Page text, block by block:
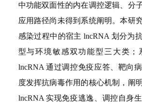
中功能双面性的内在调控逻辑、分
应用路径尚未得到系统阐明。本研
感染过程中的宿主lncRNA 划分为
型与环境敏感双功能型三大类；
lncRNA通过调控免疫应答、靶向
度发挥抗病毒作用的核心机制，阐
lncRNA 实现免疫逃逸、调控自身